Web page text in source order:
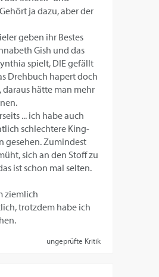
ja dazu, aber der
geben ihr Bestes
Gish und das
spielt, DIE gefällt
Drehbuch hapert doch
daraus hätte man mehr
... ich habe auch
schlechtere King-
gesehen. Zumindest
sich an den Stoff zu
ist schon mal selten.
ziemlich
trotzdem habe ich
ungeprüfte Kritik